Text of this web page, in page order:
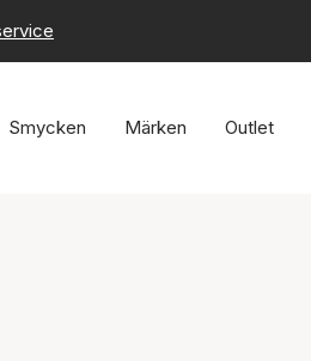
Smycken Märken Outlet